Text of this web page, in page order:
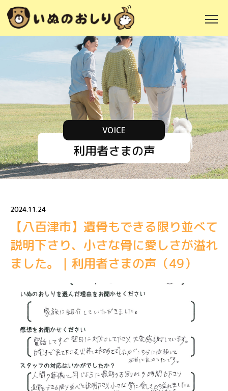
VOICE
利用者さまの声
2024.11.24
【八百津市】遺骨もできる限り並べて
説明下さり、小さな骨に愛しさが溢れ
ました。｜利用者さまの声（49）